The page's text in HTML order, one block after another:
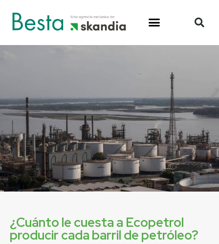
¿Cuánto le cuesta a Ecopetrol
producir cada barril de petróleo?